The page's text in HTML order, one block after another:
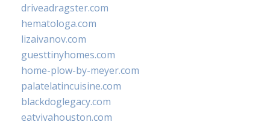
driveadragster.com
hematologa.com
lizaivanov.com
guesttinyhomes.com
home-plow-by-meyer.com
palatelatincuisine.com
blackdoglegacy.com
eatvivahouston.com